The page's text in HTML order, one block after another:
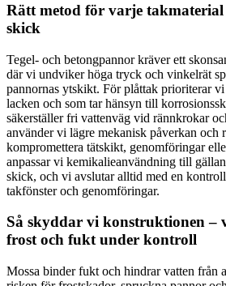
Rätt metod för varje takmaterial
skick
Tegel- och betongpannor kräver ett
där vi undviker höga tryck och vinkelrät
pannornas ytskikt. För plåttak prioriterar
lacken och som tar hänsyn till
säkerställer fri vattenväg vid rännkrokar
använder vi lägre mekanisk påverkan
kompromettera tätskikt, genomföringar
anpassar vi kemikalieanvändning till
skick, och vi avslutar alltid med en
takfönster och genomföringar.
Så skyddar vi konstruktionen –
frost och fukt under kontroll
Mossa binder fukt och hindrar vatten från